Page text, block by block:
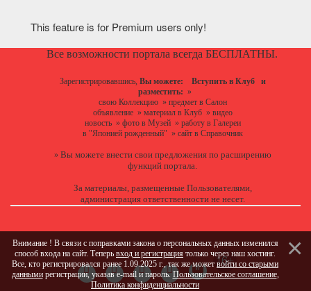
This feature is for Premium users only!
Все возможности портала всегда БЕСПЛАТНЫ.
Зарегистрировавшись, Вы можете: Вступить в Клуб
и
разместить: »
свою Коллекцию» предмет в Салон
объявление» материал в Клуб» видео
новость» фото в Музей» работу в Галереи
в "Японией рожденный" » сайт в Справочник
» Вы можете внести свои предложенияпо расширению
функций портала.
За материалы, размещенные Пользователями,
администрация ответственности не несет.
Внимание ! В связи с поправками закона о персональных данных изменился
способ входа на сайт. Теперь вход и регистрация только через наш хостинг.
Все, кто регистрировался ранее 1.09.2025 г., так же может войти со старыми
даннымирегистрации, указав e-mail и пароль.Пользовательское соглашение,
Политика конфиденциальности